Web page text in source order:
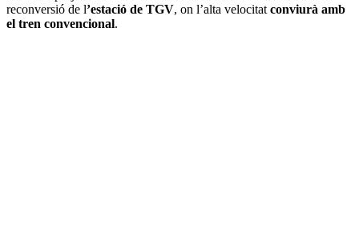
reconversió de l’estació de TGV, on l’alta velocitatconviurà amb
el tren convencional.